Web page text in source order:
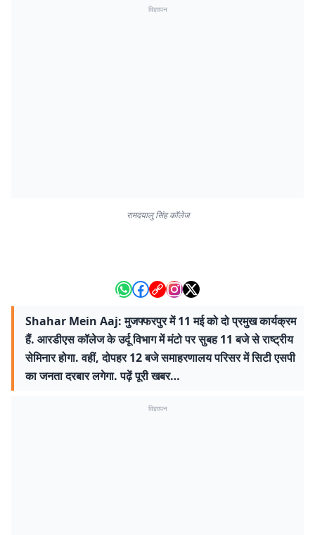
विज्ञापन
रामदयालु सिंह कॉलेज
Shahar Mein Aaj: मुजफ्फरपुर में 11 मई को दो प्रमुख कार्यक्रम
हैं. आरडीएस कॉलेज के उर्दू विभाग में मंटो पर सुबह 11 बजे से राष्ट्रीय
सेमिनार होगा. वहीं, दोपहर 12 बजे समाहरणालय परिसर में सिटी एसपी
का जनता दरबार लगेगा. पढ़ें पूरी खबर…
विज्ञापन